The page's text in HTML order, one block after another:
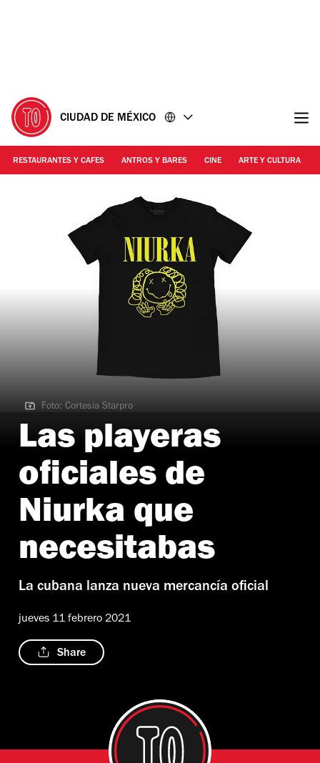
CIUDAD DE MÉXICO
RESTAURANTES Y CAFES ANTROS Y BARES CINE ARTE Y CULTURA
Foto: Cortesía Starpro
Foto: Cortesía Starpro
Las playeras
oficiales de
Niurka que
necesitabas
La cubana lanza nueva mercancía oficial
jueves 11 febrero 2021
Share